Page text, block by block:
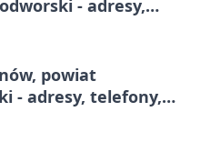
- adresy,
powiat
- adresy, telefony,